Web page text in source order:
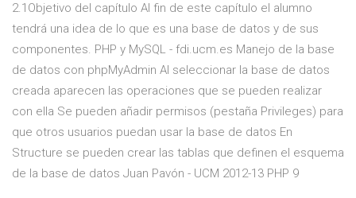
2.1Objetivo del capítulo Al fin de este capítulo el alumno
tendrá una idea de lo que es una base de datos y de sus
componentes. PHP y MySQL - fdi.ucm.es Manejo de la base
de datos con phpMyAdmin Al seleccionar la base de datos
creada aparecen las operaciones que se pueden realizar
con ella Se pueden añadir permisos (pestaña Privileges) para
que otros usuarios puedan usar la base de datos En
Structure se pueden crear las tablas que definen el esquema
de la base de datos Juan Pavón - UCM 2012-13 PHP 9